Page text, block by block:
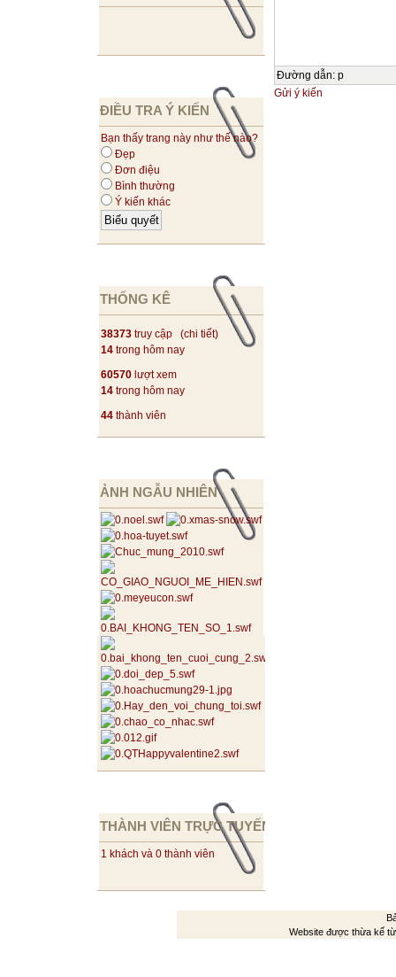
ĐIỀU TRA Ý KIẾN
Bạn thấy trang này như thế nào?
Đẹp
Đơn điệu
Bình thường
Ý kiến khác
THỐNG KÊ
38373 truy cập (chi tiết)
14 trong hôm nay
60570 lượt xem
14 trong hôm nay
44 thành viên
ẢNH NGẪU NHIÊN
THÀNH VIÊN TRỰC TUYẾN
1 khách và 0 thành viên
Đường dẫn: p
Gửi ý kiến
Website được thừa kế